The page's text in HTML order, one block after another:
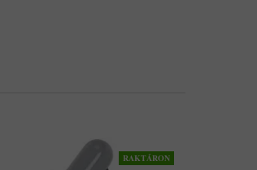
RAKTÁRON